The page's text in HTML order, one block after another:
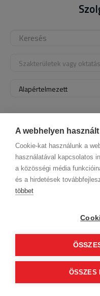
A webhelyen
Cookie-kat használunk a
használatával kapcsolatos
a közösségi média
és a hirdetések
többet
ÖSSZES
Szakterületek vagy
Alapértelmezett
© 2012 Beauty